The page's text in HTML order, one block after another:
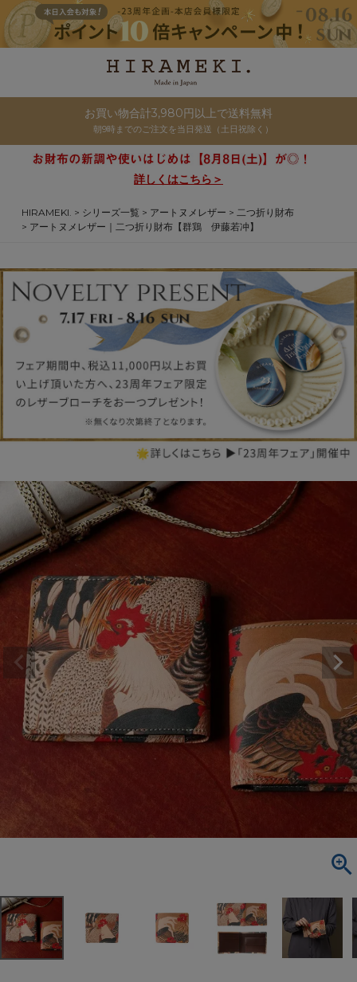
お買い物合計3,980円以上で送料無料
朝9時までのご注文を当日発送（土日祝除く）
詳しくはこちら＞
HIRAMEKI. シリーズ一覧 アートヌメレザー
二つ折り財布
アートヌメレザー｜二つ折り財布【群鶏 伊藤若冲】